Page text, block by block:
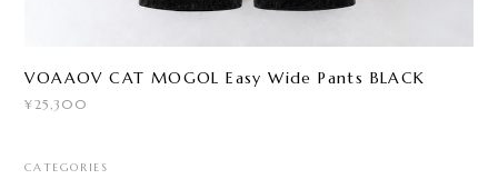
VOAAOV CAT MOGOL Easy Wide Pants BLACK
¥25,300
CATEGORIES